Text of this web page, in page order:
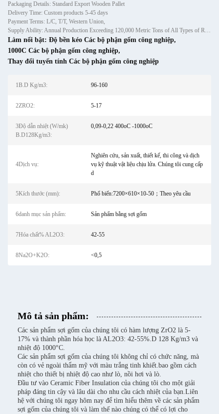
Packaging Details: Standard Export Wooden Pallet
Delivery Time: Custom products 5-45 days
Payment Terms: L/C, T/T, Western Union,
Supply Ability: Annual Production Exceeding 120,000 Metric Tons of All Types of Refractory Materials Including Castables, Preforms, and Bric
Làm nổi bật: Độ bền kéo Các bộ phận gốm công nghiệp,
1000C Các bộ phận gốm công nghiệp,
Thay đổi tuyến tính Các bộ phận gốm công nghiệp
1B.D Kg/m3: 96-160
2ZRO2: 5-17
3Độ dẫn nhiệt (W/mk)
B.D128Kg/m3:
0,09-0,22 400oC -1000oC
4Dịch vụ:
Nghiên cứu, sản xuất, thiết kế, thi công và dịch
vụ kỹ thuật vật liệu chịu lửa. Chúng tôi cung cấp
d
5Kích thước (mm): Phổ biến:7200×610×10-50；Theo yêu cầu
6danh mục sản phẩm: Sản phẩm bằng sợi gốm
7Hóa chất% AL2O3: 42-55
8Na2O+K2O: <0,5
Mô tả sản phẩm:
Các sản phẩm sợi gốm của chúng tôi có hàm lượng ZrO2 là 5-
17% và thành phần hóa học là AL2O3: 42-55%.D 128 Kg/m3 và
nhiệt độ 1000°C.
Các sản phẩm sợi gốm của chúng tôi không chỉ có chức năng, mà
còn có vẻ ngoài thẩm mỹ với màu trắng tinh khiết.bao gồm cách
nhiệt cho thiết bị nhiệt độ cao như lò, nồi hơi và lò.
Đầu tư vào Ceramic Fiber Insulation của chúng tôi cho một giải
pháp đáng tin cậy và lâu dài cho nhu cầu cách nhiệt của bạn.Liên
hệ với chúng tôi ngay hôm nay để tìm hiểu thêm về các sản phẩm
sợi gốm của chúng tôi và làm thế nào chúng có thể có lợi cho